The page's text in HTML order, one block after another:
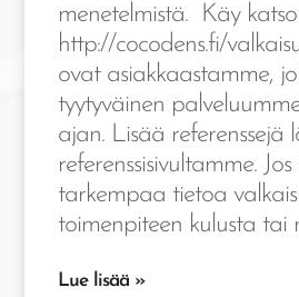
menetelmistä. Käy
http://cocodens.fi/
ovat asiakkaastamme,
tyytyväinen
ajan. Lisää referenssejä
referenssisivultamme.
tarkempaa tietoa
toimenpiteen kulusta tai
Lue lisää »